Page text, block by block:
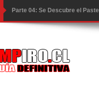
Parte 03: Una Piraña en el Bidé
Parte 02: Los Muertos
Parte 01: Escondido a Plena Luz
Parte 02: El Enemigo de mi